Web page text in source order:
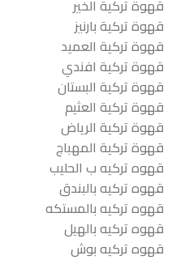
قهوة تركية الخير
قهوة تركية بارنيز
قهوة تركية العميد
قهوة تركية افندي
قهوة تركية البستان
قهوة تركية العثيم
قهوة تركية الرياض
قهوة تركية المهباج
قهوه تركيه ب الحليب
قهوه تركيه بالبندق
قهوه تركيه بالمستكه
قهوه تركيه بالهيل
قهوه تركيه بوش